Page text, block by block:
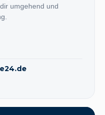
umgehend und